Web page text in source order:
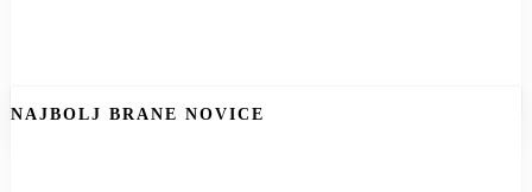
NAJBOLJ BRANE NOVICE